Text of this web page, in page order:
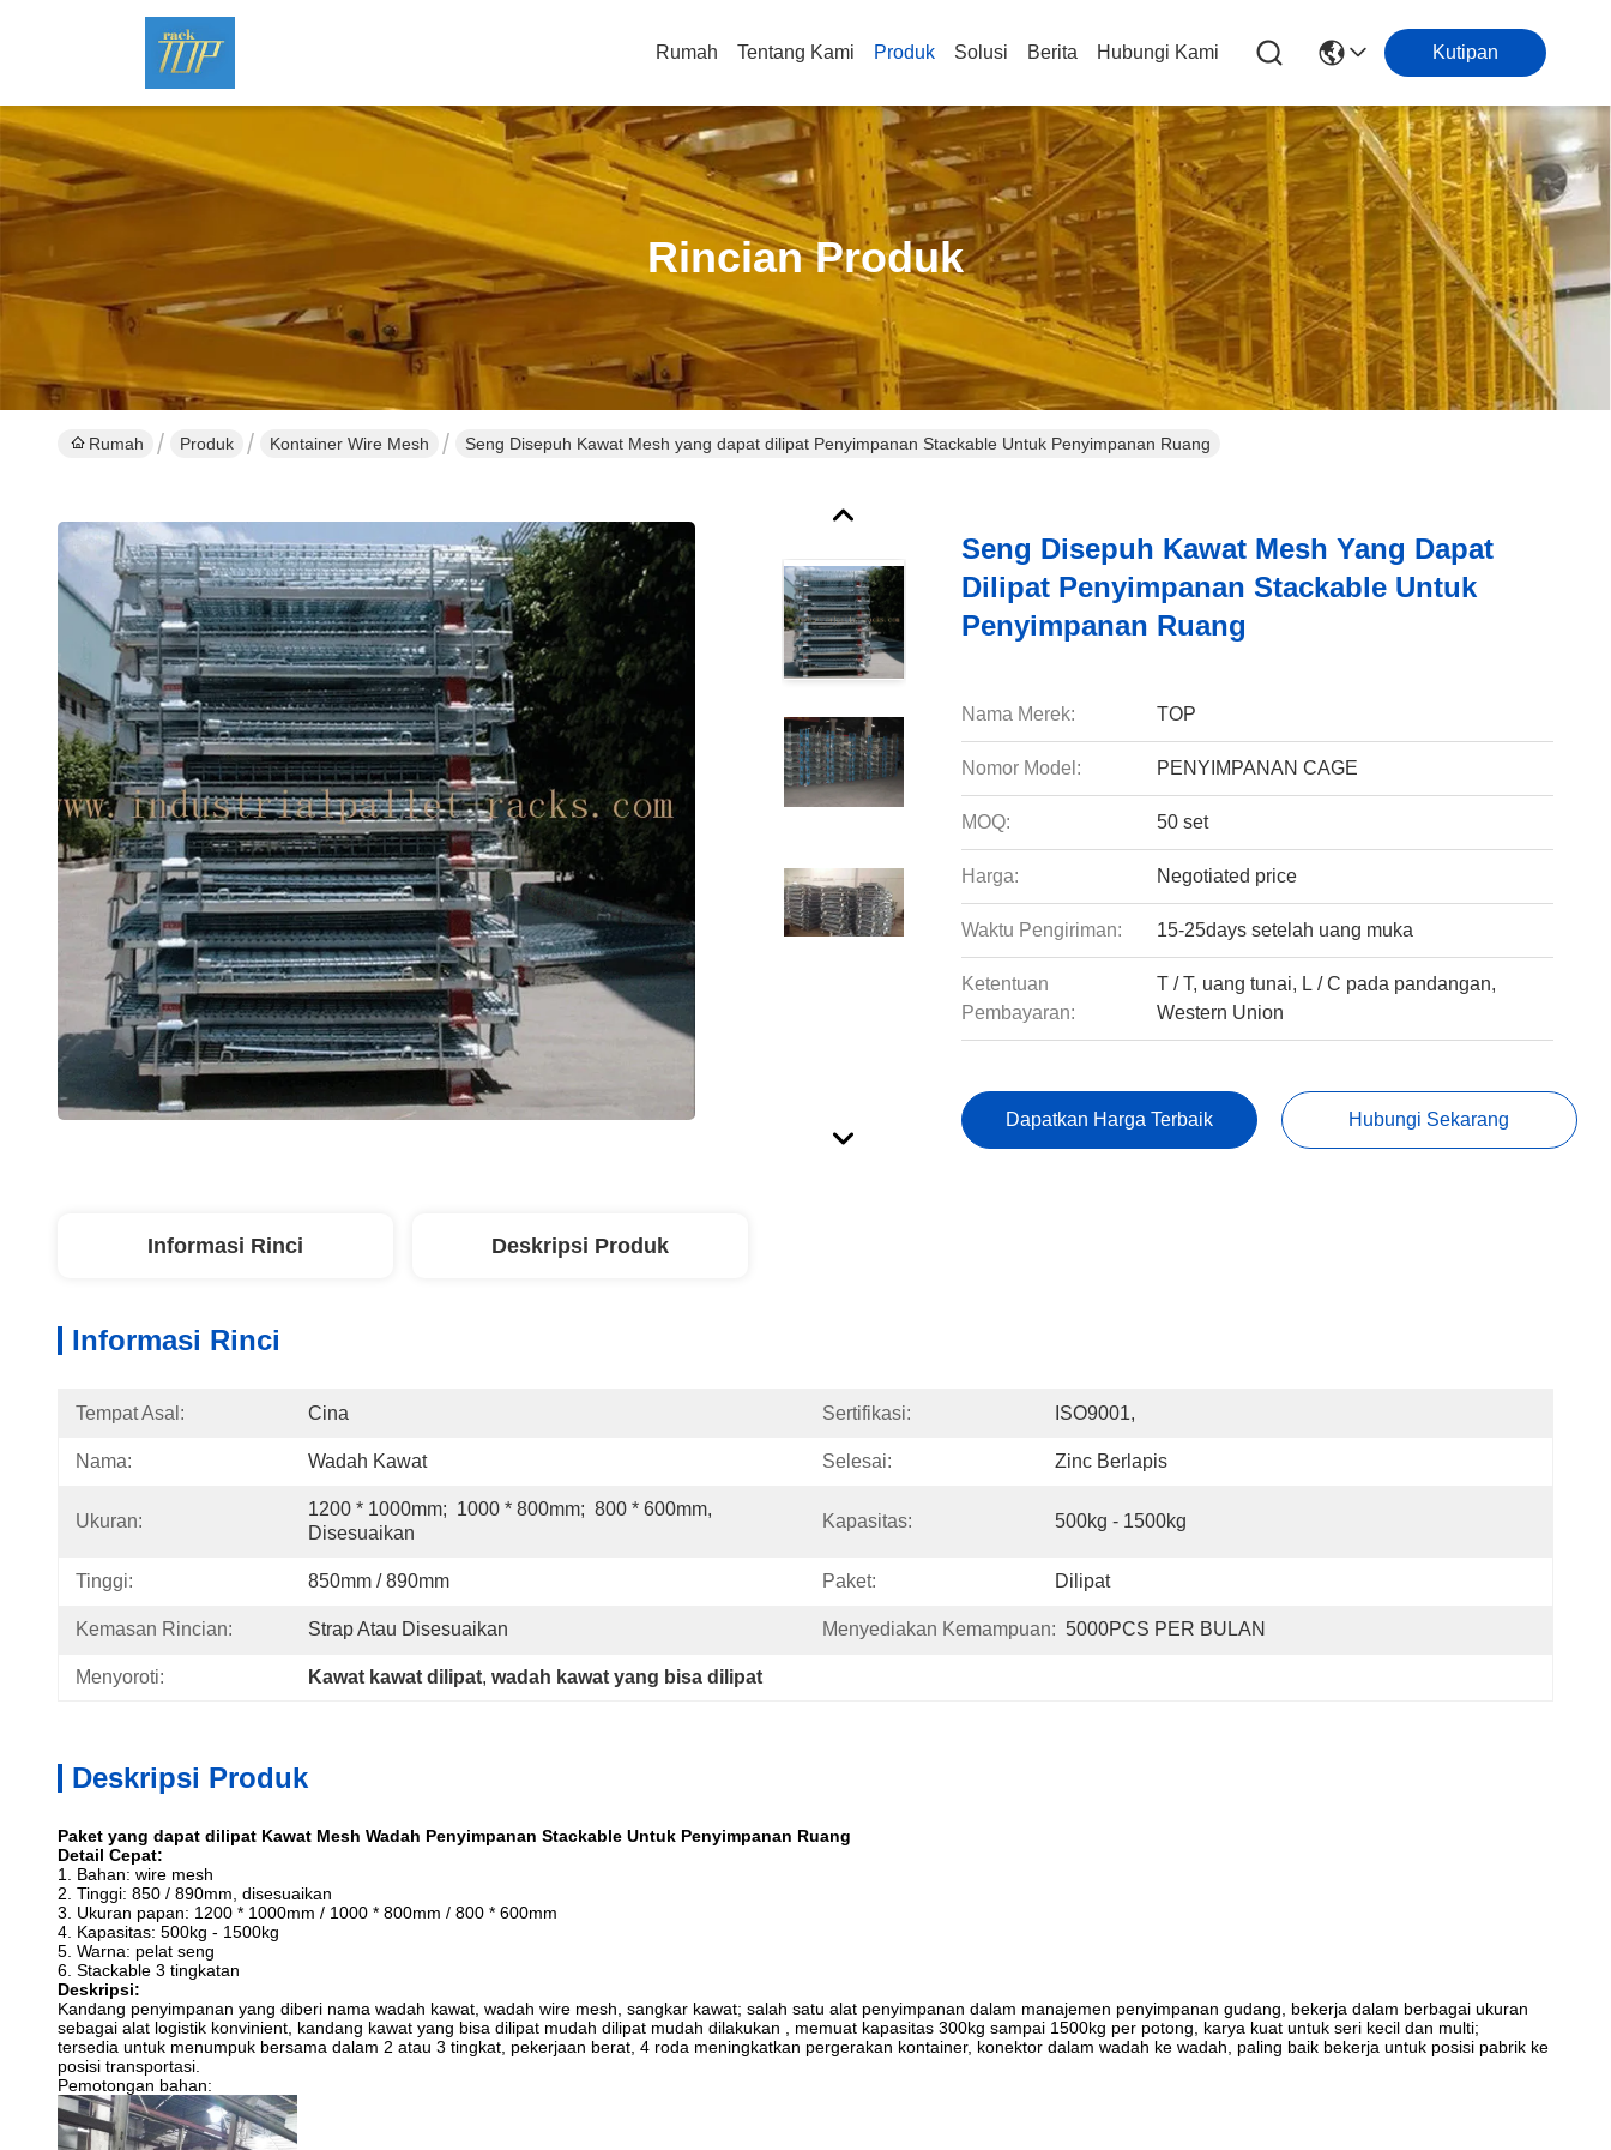
Rumah Tentang Kami Produk Solusi Berita Hubungi Kami Kutipan
Rincian Produk
Rumah Produk Kontainer Wire Mesh Seng Disepuh Kawat Mesh yang dapat dilipat Penyimpanan Stackable Untuk Penyimpanan Ruang
Seng Disepuh Kawat Mesh Yang Dapat
Dilipat Penyimpanan Stackable Untuk
Penyimpanan Ruang
Nama Merek: TOP
Nomor Model: PENYIMPANAN CAGE
MOQ: 50 set
Harga: Negotiated price
Waktu Pengiriman: 15-25days setelah uang muka
Ketentuan
Pembayaran:
T / T, uang tunai, L / C pada pandangan,
Western Union
Dapatkan Harga Terbaik Hubungi Sekarang
Informasi Rinci Deskripsi Produk
Informasi Rinci
Tempat Asal: Cina Sertifikasi: ISO9001,
Nama: Wadah Kawat Selesai: Zinc Berlapis
Ukuran:
1200 * 1000mm;  1000 * 800mm;  800 * 600mm,
Disesuaikan
Kapasitas: 500kg - 1500kg
Tinggi: 850mm / 890mm Paket: Dilipat
Kemasan Rincian: Strap Atau Disesuaikan Menyediakan Kemampuan: 5000PCS PER BULAN
Menyoroti: Kawat kawat dilipat, wadah kawat yang bisa dilipat
Deskripsi Produk
Paket yang dapat dilipat Kawat Mesh Wadah Penyimpanan Stackable Untuk Penyimpanan Ruang
Detail Cepat:
1. Bahan: wire mesh
2. Tinggi: 850 / 890mm, disesuaikan
3. Ukuran papan: 1200 * 1000mm / 1000 * 800mm / 800 * 600mm
4. Kapasitas: 500kg - 1500kg
5. Warna: pelat seng
6. Stackable 3 tingkatan
Deskripsi:
Kandang penyimpanan yang diberi nama wadah kawat, wadah wire mesh, sangkar kawat; salah satu alat penyimpanan dalam manajemen penyimpanan gudang, bekerja dalam berbagai ukuran
sebagai alat logistik konvinient, kandang kawat yang bisa dilipat mudah dilipat mudah dilakukan , memuat kapasitas 300kg sampai 1500kg per potong, karya kuat untuk seri kecil dan multi;
tersedia untuk menumpuk bersama dalam 2 atau 3 tingkat, pekerjaan berat, 4 roda meningkatkan pergerakan kontainer, konektor dalam wadah ke wadah, paling baik bekerja untuk posisi pabrik ke
posisi transportasi.
Pemotongan bahan: